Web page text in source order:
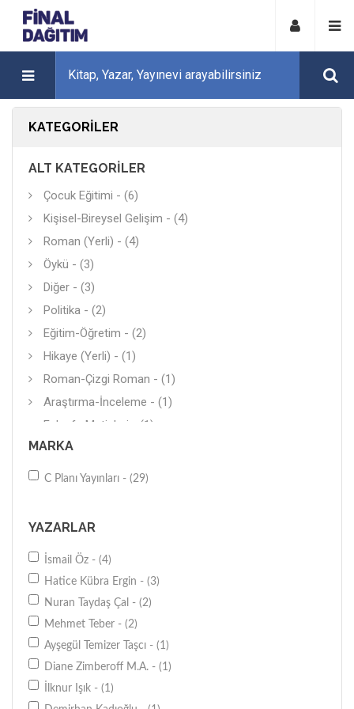
KATEGORILER
ALT KATEGORILER
Çocuk Eğitimi - (6)
Kişisel-Bireysel Gelişim - (4)
Roman (Yerli) - (4)
Öykü - (3)
Diğer - (3)
Politika - (2)
Eğitim-Öğretim - (2)
Hikaye (Yerli) - (1)
Roman-Çizgi Roman - (1)
Araştırma-İnceleme - (1)
Felsefe Metinleri - (1)
Yaklaşımlar - (1)
MARKA
C Planı Yayınları - (29)
YAZARLAR
İsmail Öz - (4)
Hatice Kübra Ergin - (3)
Nuran Taydaş Çal - (2)
Mehmet Teber - (2)
Ayşegül Temizer Taşcı - (1)
Diane Zimberoff M.A. - (1)
İlknur Işık - (1)